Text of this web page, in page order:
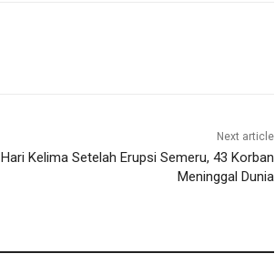
Next article
Hari Kelima Setelah Erupsi Semeru, 43 Korban
Meninggal Dunia